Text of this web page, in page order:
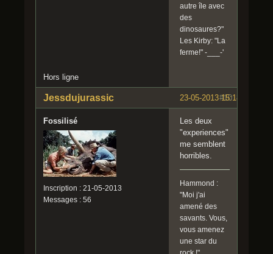
autre île avec
des
dinosaures?"
Les Kirby: "La
ferme!" -___-'
Hors ligne
#10
23-05-2013 15:18:08
Jessdujurassic
Fossilisé
Inscription : 21-05-2013
Messages : 56
Les deux
"experiences"
me semblent
horribles.
Hammond :
"Moi j'ai
amené des
savants. Vous,
vous amenez
une star du